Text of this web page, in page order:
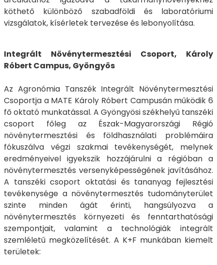
köthető különböző szabadföldi és laboratóriumi
vizsgálatok, kísérletek tervezése és lebonyolítása.
Integrált Növénytermesztési Csoport, Károly
Róbert Campus, Gyöngyös
Az Agronómia Tanszék Integrált Növénytermesztési
Csoportja a MATE Károly Róbert Campusán működik 6
fő oktató munkatással. A Gyöngyösi székhelyű tanszéki
csoport főleg az Észak-Magyarországi Régió
növénytermesztési és földhasználati problémáira
fókuszálva végzi szakmai tevékenységét, melynek
eredményeivel igyekszik hozzájárulni a régióban a
növénytermesztés versenyképességének javításához.
A tanszéki csoport oktatási és tananyag fejlesztési
tevékenysége a növénytermesztés tudományterület
szinte minden ágát érinti, hangsúlyozva a
növénytermesztés környezeti és fenntarthatósági
szempontjait, valamint a technológiák integrált
szemléletű megközelítését. A K+F munkában kiemelt
területek: